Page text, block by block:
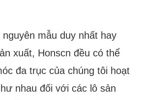
mẫu duy nhất hay
xuất, Honscn đều có thể
đa trục của chúng tôi hoạt
nhau đối với các lô sản